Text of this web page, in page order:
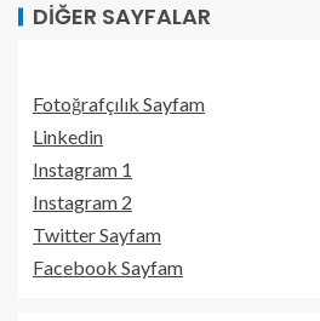
DIĞER SAYFALAR
Fotoğrafçılık Sayfam
Linkedin
Instagram 1
Instagram 2
Twitter Sayfam
Facebook Sayfam